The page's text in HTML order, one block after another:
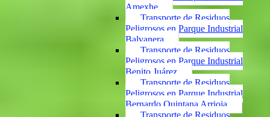
Amexhe
Transporte de Residuos
Peligrosos en Parque Industrial
Balvanera
Transporte de Residuos
Peligrosos en Parque Industrial
Benito Juárez
Transporte de Residuos
Peligrosos en Parque Industrial
Bernardo Quintana Arrioja
Transporte de Residuos